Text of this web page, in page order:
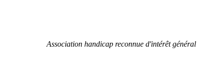
Association handicap reconnue d'intérêt général